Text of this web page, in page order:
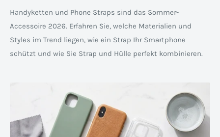
Handyketten und Phone Straps sind das Sommer-
Accessoire 2026. Erfahren Sie, welche Materialien und
Styles im Trend liegen, wie ein Strap Ihr Smartphone
schützt und wie Sie Strap und Hülle perfekt kombinieren.